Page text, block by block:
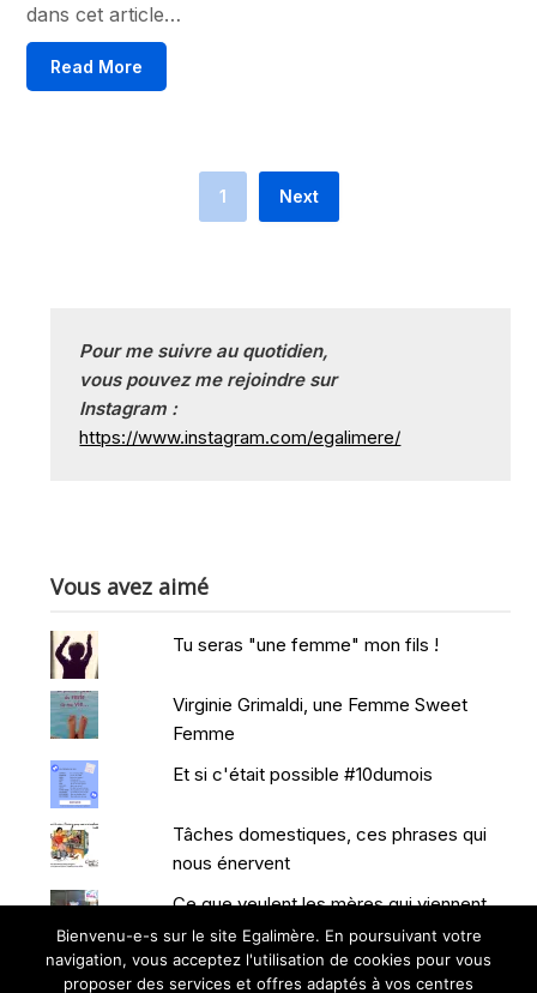
dans cet article…
Read More
1 Next
Pour me suivre au quotidien,
vous pouvez me rejoindre sur
Instagram :
https://www.instagram.com/egalimere/
Vous avez aimé
Tu seras "une femme" mon fils !
Virginie Grimaldi, une Femme Sweet
Femme
Et si c'était possible #10dumois
Tâches domestiques, ces phrases qui
nous énervent
Ce que veulent les mères qui viennent
d'accoucher
Bienvenu-e-s sur le site Egalimère. En poursuivant votre
navigation, vous acceptez l'utilisation de cookies pour vous
proposer des services et offres adaptés à vos centres